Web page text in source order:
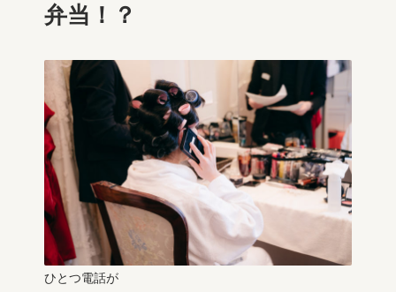
弁当！？
ひとつ電話が